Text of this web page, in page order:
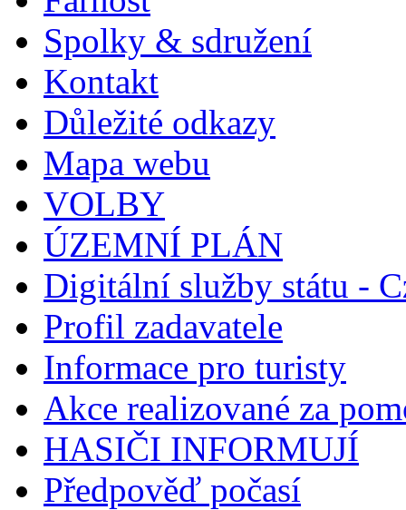
Spolky & sdružení
Kontakt
Důležité odkazy
Mapa webu
VOLBY
ÚZEMNÍ PLÁN
Digitální služby státu -
Profil zadavatele
Informace pro turisty
Akce realizované za
HASIČI INFORMUJÍ
Předpověď počasí